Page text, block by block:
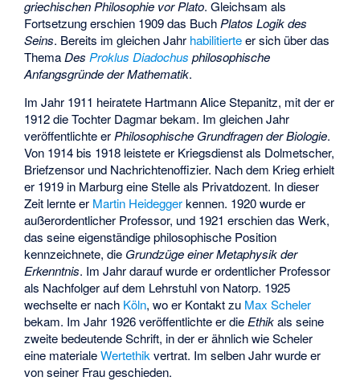
griechischen Philosophie vor Plato. Gleichsam als
Fortsetzung erschien 1909 das Buch Platos Logik des
Seins. Bereits im gleichen Jahr habilitierteer sich über das
ThemaDes Proklus Diadochus philosophische
Anfangsgründe der Mathematik.
Im Jahr 1911 heiratete Hartmann Alice Stepanitz, mit der er
1912 die Tochter Dagmar bekam. Im gleichen Jahr
veröffentlichte er Philosophische Grundfragen der Biologie.
Von 1914 bis 1918 leistete er Kriegsdienst als Dolmetscher,
Briefzensor und Nachrichtenoffizier. Nach dem Krieg erhielt
er 1919 in Marburg eine Stelle als Privatdozent. In dieser
Zeit lernte er Martin Heideggerkennen. 1920 wurde er
außerordentlicher Professor, und 1921 erschien das Werk,
das seine eigenständige philosophische Position
kennzeichnete, die Grundzüge einer Metaphysik der
Erkenntnis. Im Jahr darauf wurde er ordentlicher Professor
als Nachfolger auf dem Lehrstuhl von Natorp. 1925
wechselte er nach Köln, wo er Kontakt zu Max Scheler
bekam. Im Jahr 1926 veröffentlichte er die Ethikals seine
zweite bedeutende Schrift, in der er ähnlich wie Scheler
eine materialeWertethik vertrat. Im selben Jahr wurde er
von seiner Frau geschieden.